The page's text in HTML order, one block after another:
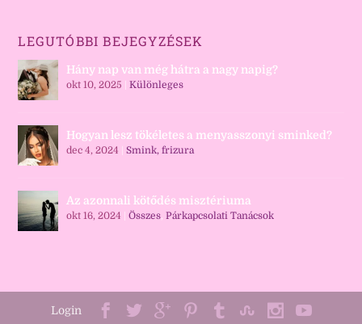
LEGUTÓBBI BEJEGYZÉSEK
Hány nap van még hátra a nagy napig?
okt 10, 2025 |Különleges
Hogyan lesz tökéletes a menyasszonyi sminked?
dec 4, 2024 |Smink, frizura
Az azonnali kötődés misztériuma
okt 16, 2024 |Összes ,Párkapcsolati Tanácsok
Login